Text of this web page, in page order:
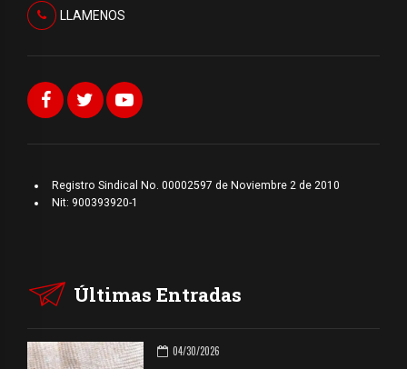
LLAMENOS
Registro Sindical No. 00002597 de Noviembre 2 de 2010
Nit: 900393920-1
Últimas Entradas
04/30/2026